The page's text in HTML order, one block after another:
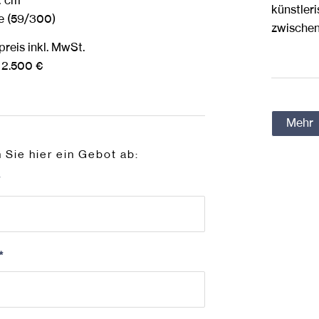
(59/300)
inkl. MwSt.
2.500 €
Sie hier ein Gebot ab:
Mehr